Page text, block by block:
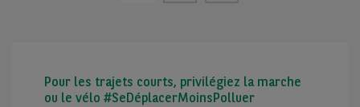
Pour les trajets courts, privilégiez la marche
ou le vélo #SeDéplacerMoinsPolluer